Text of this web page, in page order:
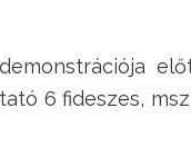
6 fideszes,